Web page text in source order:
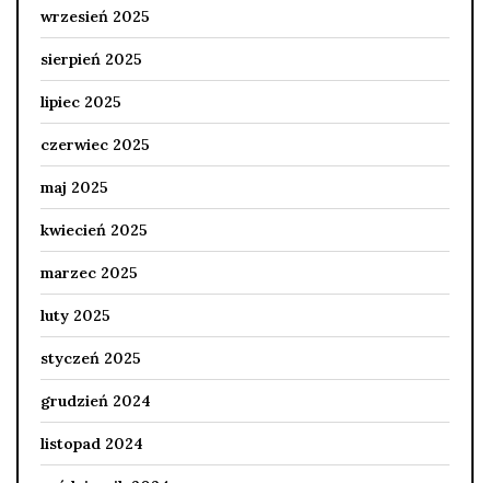
wrzesień 2025
sierpień 2025
lipiec 2025
czerwiec 2025
maj 2025
kwiecień 2025
marzec 2025
luty 2025
styczeń 2025
grudzień 2024
listopad 2024